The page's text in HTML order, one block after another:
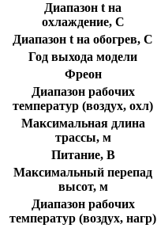
Диапазон t на
охлаждение, C
Диапазон t на обогрев, C
Год выхода модели
Фреон
Диапазон рабочих
температур (воздух, охл)
Максимальная длина
трассы, м
Питание, В
Максимальный перепад
высот, м
Диапазон рабочих
температур (воздух, нагр)